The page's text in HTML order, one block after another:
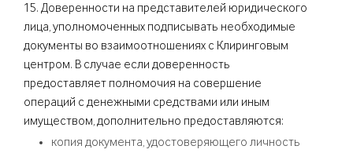
15. Доверенности на представителей юридического
лица, уполномоченных подписывать необходимые
документы во взаимоотношениях с Клиринговым
центром. В случае если доверенность
предоставляет полномочия на совершение
операций с денежными средствами или иным
имуществом, дополнительно предоставляются:
копия документа, удостоверяющего личность